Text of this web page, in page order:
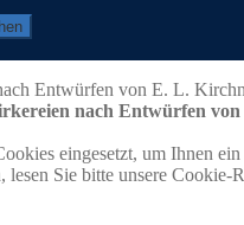
nach Entwürfen
eingesetzt, um Ihnen
lesen Sie bitte unsere Cookie-